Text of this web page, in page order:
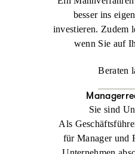
besser ins
investieren. Zudem
wenn Sie auf
Beraten
Sie sind
Als
für Manager und